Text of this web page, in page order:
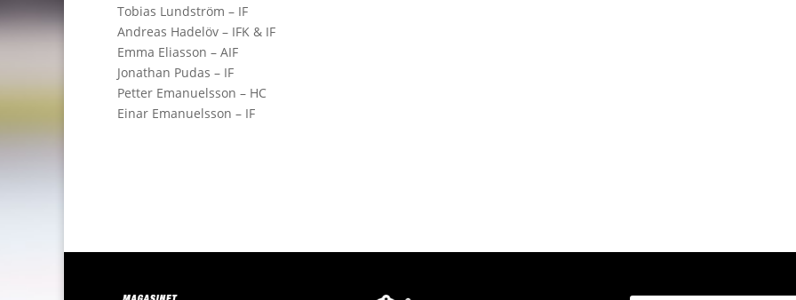
Tobias Lundström – IF
Andreas Hadelöv – IFK & IF
Emma Eliasson – AIF
Jonathan Pudas – IF
Petter Emanuelsson – HC
Einar Emanuelsson – IF